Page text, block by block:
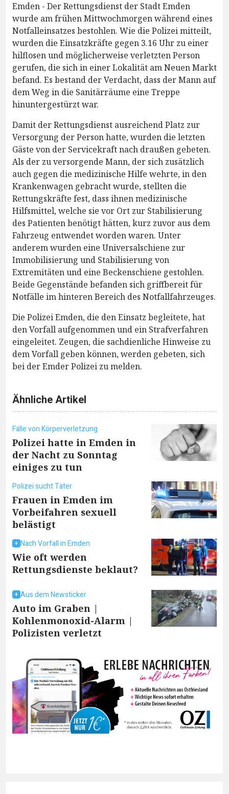
Emden - Der Rettungsdienst der Stadt Emden
wurde am frühen Mittwochmorgen während eines
Notfalleinsatzes bestohlen. Wie die Polizei mitteilt,
wurden die Einsatzkräfte gegen 3.16 Uhr zu einer
hilflosen und möglicherweise verletzten Person
gerufen, die sich in einer Lokalität am Neuen Markt
befand. Es bestand der Verdacht, dass der Mann auf
dem Weg in die Sanitärräume eine Treppe
hinuntergestürzt war.
Damit der Rettungsdienst ausreichend Platz zur
Versorgung der Person hatte, wurden die letzten
Gäste von der Servicekraft nach draußen gebeten.
Als der zu versorgende Mann, der sich zusätzlich
auch gegen die medizinische Hilfe wehrte, in den
Krankenwagen gebracht wurde, stellten die
Rettungskräfte fest, dass ihnen medizinische
Hilfsmittel, welche sie vor Ort zur Stabilisierung
des Patienten benötigt hätten, kurz zuvor aus dem
Fahrzeug entwendet worden waren. Unter
anderem wurden eine Universalschiene zur
Immobilisierung und Stabilisierung von
Extremitäten und eine Beckenschiene gestohlen.
Beide Gegenstände befanden sich griffbereit für
Notfälle im hinteren Bereich des Notfallfahrzeuges.
Die Polizei Emden, die den Einsatz begleitete, hat
den Vorfall aufgenommen und ein Strafverfahren
eingeleitet. Zeugen, die sachdienliche Hinweise zu
dem Vorfall geben können, werden gebeten, sich
bei der Emder Polizei zu melden.
Ähnliche Artikel
Fälle von Körperverletzung
Polizei hatte in Emden in
der Nacht zu Sonntag
einiges zu tun
Polizei sucht Täter
Frauen in Emden im
Vorbeifahren sexuell
belästigt
Nach Vorfall in Emden
Wie oft werden
Rettungsdienste beklaut?
Aus dem Newsticker
Auto im Graben |
Kohlenmonoxid-Alarm |
Polizisten verletzt